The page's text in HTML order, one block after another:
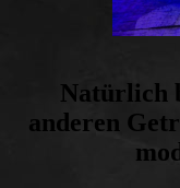
Natürlich
anderen